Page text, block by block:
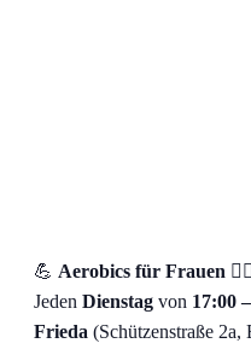
💪 Aerobics für Frauen 🤸‍♀️
Jeden Dienstag von 17:00
Frieda (Schützenstraße 2a,